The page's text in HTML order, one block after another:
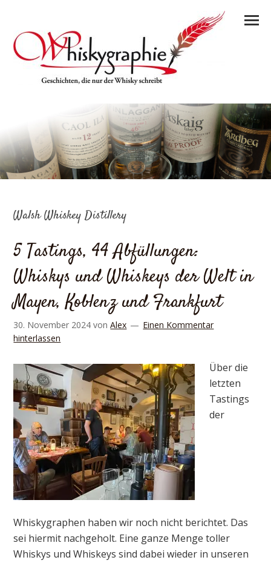
Walsh Whiskey Distillery
5 Tastings, 44 Abfüllungen:
Whiskys und Whiskeys der Welt in
Mayen, Koblenz und Frankfurt
30. November 2024 vonAlex
Einen Kommentar
hinterlassen
Über die
letzten
Tastings
der
Whiskygraphen haben wir noch nicht berichtet. Das
sei hiermit nachgeholt. Eine ganze Menge toller
Whiskys und Whiskeys sind dabei wieder in unseren